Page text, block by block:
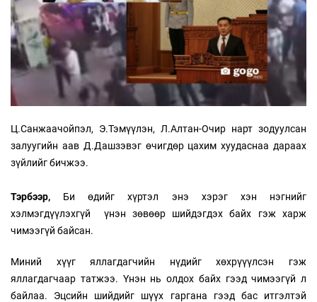
Ц.Санжаачойпэл, Э.Тэмүүлэн, Л.Алтан-Очир нарт зодуулсан
залуугийн аав Д.Дашзэвэг өчигдөр цахим хуудаснаа дараах
зүйлийг бичжээ.
Тэрбээр, Би өдийг хүртэл энэ хэрэг хэн нэгнийг
хэлмэгдүүлэхгүй үнэн зөвөөр шийдэгдэх байх гэж харж
чимээгүй байсан.
Миний хүүг яллагдагчийн нүдийг хөхрүүүлсэн гэж
яллагдагчаар татжээ. Үнэн нь олдох байх гээд чимээгүй л
байлаа. Эцсийн шийдийг шүүх гаргана гээд бас итгэлтэй